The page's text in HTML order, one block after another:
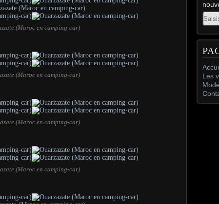
(Maroc en camping-car)
(Maroc en camping-car)
(Maroc en camping-car)
(Maroc en camping-car)
Email
Les